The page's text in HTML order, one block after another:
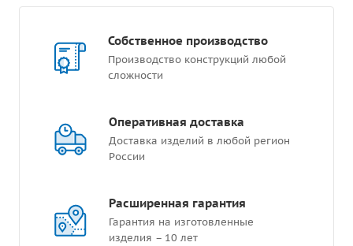
Собственное производство
Производство конструкций любой
сложности
Оперативная доставка
Доставка изделий в любой регион
России
Расширенная гарантия
Гарантия на изготовленные
изделия – 10 лет